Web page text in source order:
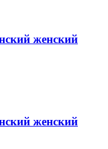
женский
женский